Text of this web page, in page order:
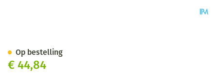
€ 44,84
Op bestelling